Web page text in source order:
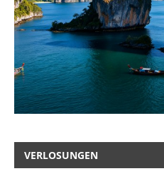
VERLOSUNGEN